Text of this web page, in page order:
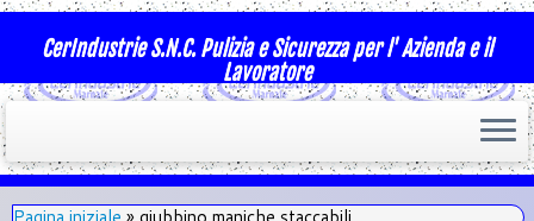
CerIndustrie S.N.C. Pulizia e Sicurezza per l' Azienda e il
Lavoratore